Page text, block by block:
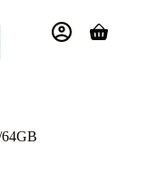
Carrello